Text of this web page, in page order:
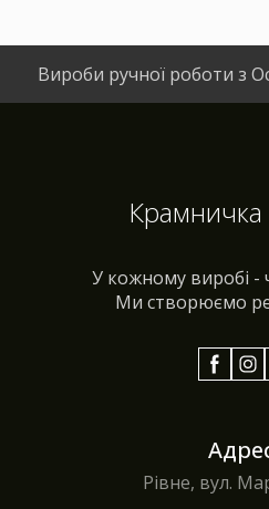
Вироби ручної роботи з
Крамничка
У кожному виробі -
Ми створюємо
Рівне, вул.